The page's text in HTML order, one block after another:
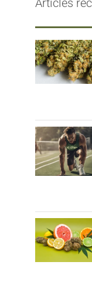
Articles